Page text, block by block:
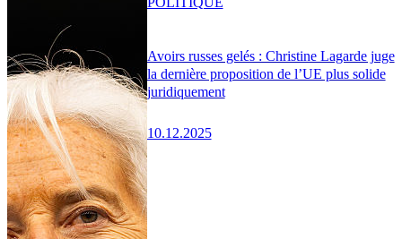
Avoirs russes gelés : Christine Lagarde juge
la dernière proposition de l’UE plus solide
juridiquement
10.12.2025